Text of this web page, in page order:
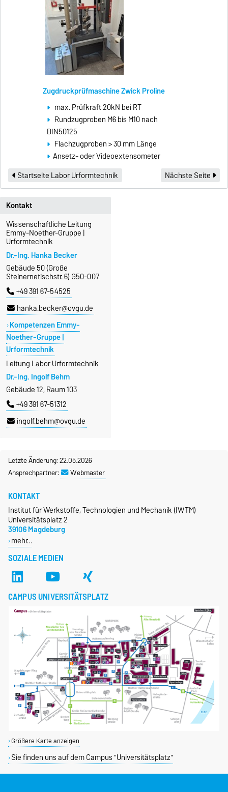
Zugdruckprüfmaschine Zwick Proline
max. Prüfkraft 20kN bei RT
Rundzugproben M6 bis M10 nach
DIN50125
Flachzugproben > 30 mm Länge
Ansetz- oder Videoextensometer
Startseite Labor Urformtechnik
Nächste Seite
Kontakt
Wissenschaftliche Leitung
Emmy-Noether-Gruppe |
Urformtechnik
Dr.-Ing. Hanka Becker
Gebäude 50 (Große
Steinernetischstr. 6) G50-007
+49 391 67-54525
hanka.becker@ovgu.de
Kompetenzen Emmy-
Noether-Gruppe |
Urformtechnik
Leitung Labor Urformtechnik
Dr.-Ing. Ingolf Behm
Gebäude 12, Raum 103
+49 391 67-51312
ingolf.behm@ovgu.de
Letzte Änderung: 22.05.2026
Ansprechpartner:
Webmaster
SOZIALE MEDIEN
KONTAKT
Institut für Werkstoffe, Technologien und Mechanik (IWTM)
Universitätsplatz 2
39106 Magdeburg
mehr…
CAMPUS UNIVERSITÄTSPLATZ
Größere Karte anzeigen
Sie finden uns auf dem Campus "Universitätsplatz"